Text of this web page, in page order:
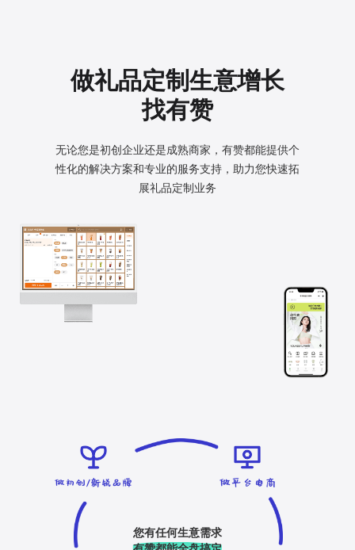
做礼品定制生意增长
找有赞
无论您是初创企业还是成熟商家，有赞都能提供个
性化的解决方案和专业的服务支持，助力您快速拓
展礼品定制业务
您有任何生意需求